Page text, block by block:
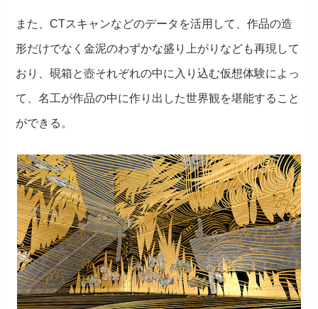
また、CTスキャンなどのデータを活用して、作品の造
形だけでなく金泥のわずかな盛り上がりなども再現して
おり、硯箱と壺それぞれの中に入り込む仮想体験によっ
て、名工が作品の中に作り出した世界観を堪能すること
ができる。